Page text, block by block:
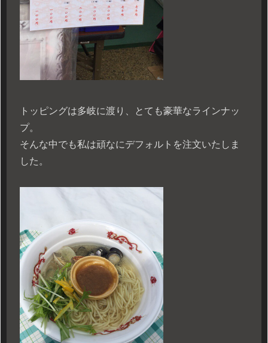
トッピングは多岐に渡り、とても豪華なラインナッ
プ。
そんな中でも私は頑なにデフォルトを注文いたしま
した。